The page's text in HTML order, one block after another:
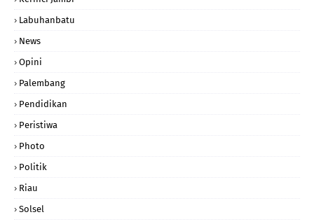
Labuhanbatu
News
Opini
Palembang
Pendidikan
Peristiwa
Photo
Politik
Riau
Solsel